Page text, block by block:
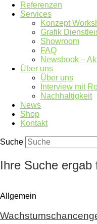
Referenzen
Services
Konzept
Grafik
Showroom
FAQ
Newsbook –
Über uns
Über uns
Interview mit
Nachhaltigkeit
News
Shop
Kontakt
Suche
Ihre Suche ergab
Allgemein